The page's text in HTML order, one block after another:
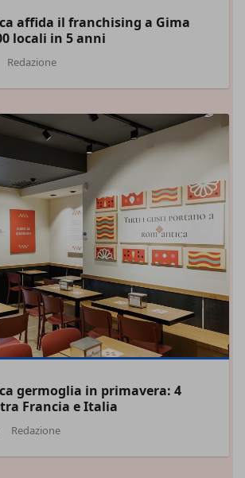
affida il franchising a Gima
locali in 5 anni
Redazione
germoglia in primavera: 4
Francia e Italia
Redazione